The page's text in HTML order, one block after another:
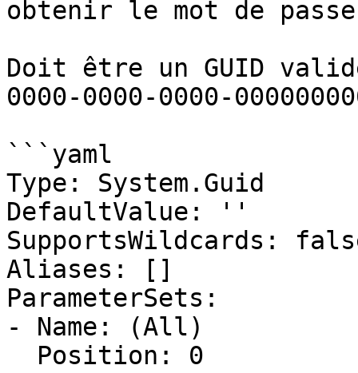
obtenir le mot de
Doit être un GUID
0000-0000-0000-
```yaml
Type: System.Guid
DefaultValue: ''
SupportsWildcards:
Aliases: []
ParameterSets:
- Name: (All)